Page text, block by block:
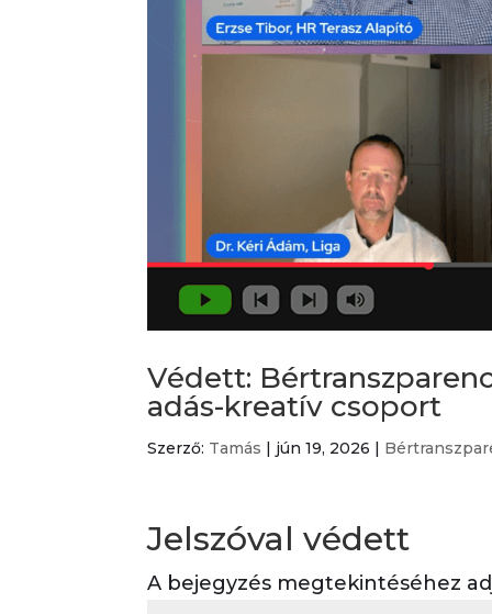
Védett:
adás-kreatív csoport
Szerző: Tamás | jún 19, 2026 |
Jelszóval védett
A bejegyzés megtekintéséhez